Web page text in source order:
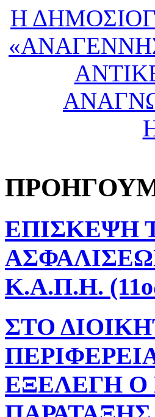
Η
ΕΠΙΣΚΕΨΗ
Κ.Α.Π.Η.
ΣΤΟ
ΕΞΕΛΕΓΗ Ο